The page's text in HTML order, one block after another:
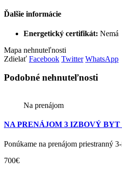
Ďalšie informácie
Energetický certifikát: Nemá
Mapa nehnuteľnosti
Zdielať Facebook Twitter WhatsApp
Podobné nehnuteľnosti
Na prenájom
NA PRENÁJOM 3 IZBOVÝ
Ponúkame na prenájom priestranný
700€